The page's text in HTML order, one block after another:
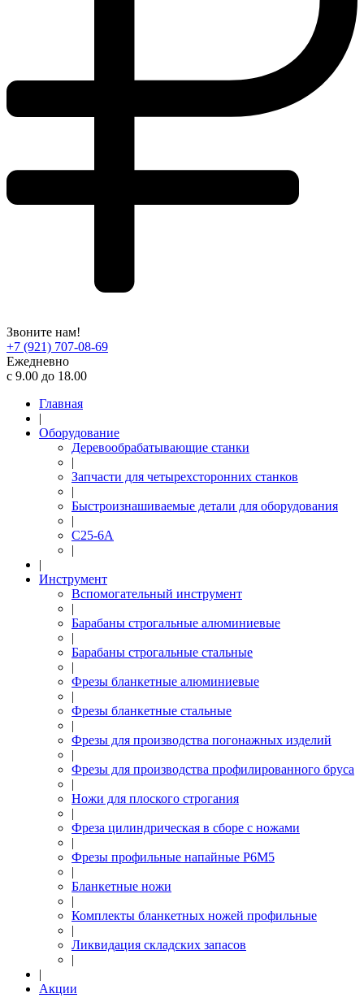
Звоните нам!
+7 (921) 707-08-69
Ежедневно
с 9.00 до 18.00
Главная
|
Оборудование
Деревообрабатывающие станки
|
Запчасти для четырехсторонних станков
|
Быстроизнашиваемые детали для оборудования
|
С25-6А
|
|
Инструмент
Вспомогательный инструмент
|
Барабаны строгальные алюминиевые
|
Барабаны строгальные стальные
|
Фрезы бланкетные алюминиевые
|
Фрезы бланкетные стальные
|
Фрезы для производства погонажных изделий
|
Фрезы для производства профилированного бруса
|
Ножи для плоского строгания
|
Фреза цилиндрическая в сборе с ножами
|
Фрезы профильные напайные Р6М5
|
Бланкетные ножи
|
Комплекты бланкетных ножей профильные
|
Ликвидация складских запасов
|
|
Акции